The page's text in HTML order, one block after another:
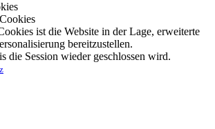
ist die Website in der Lage, erweiterte
bereitzustellen.
die Session wieder geschlossen wird.